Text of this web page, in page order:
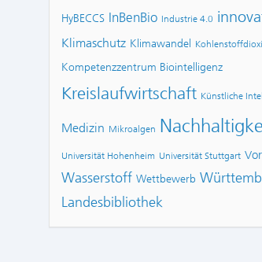
HyBECCS InBenBio Industrie 4.0
Klimaschutz Klimawandel
Kompetenzzentrum Biointelligenz
Kreislaufwirtschaft Künstliche
Medizin Mikroalgen
Universität Hohenheim Universität Stuttgart
Wasserstoff Wettbewerb
Landesbibliothek